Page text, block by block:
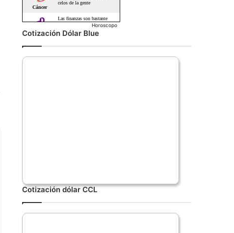
Horoscopo
Cotización Dólar Blue
Cotización dólar CCL